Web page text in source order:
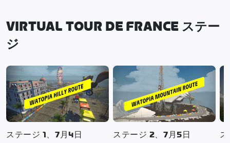
VIRTUAL TOUR DE FRANCE ステー
ジ
ステージ 1、7月4日 ステージ 2、7月5日